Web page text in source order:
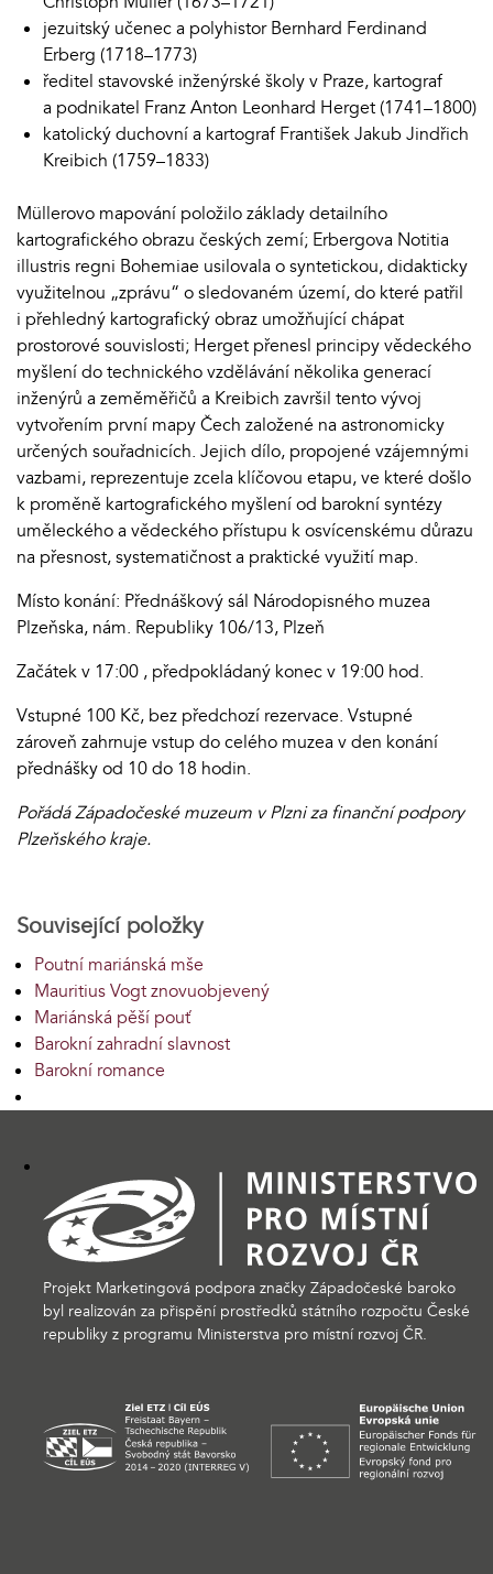
jezuitský učenec a polyhistor Bernhard Ferdinand
Erberg (1718–1773)
ředitel stavovské inženýrské školy v Praze, kartograf
a podnikatel Franz Anton Leonhard Herget (1741–1800)
katolický duchovní a kartograf František Jakub Jindřich
Kreibich (1759–1833)
Müllerovo mapování položilo základy detailního
kartografického obrazu českých zemí; Erbergova Notitia
illustris regni Bohemiae usilovala o syntetickou, didakticky
využitelnou „zprávu“ o sledovaném území, do které patřil
i přehledný kartografický obraz umožňující chápat
prostorové souvislosti; Herget přenesl principy vědeckého
myšlení do technického vzdělávání několika generací
inženýrů a zeměměřičů a Kreibich završil tento vývoj
vytvořením první mapy Čech založené na astronomicky
určených souřadnicích. Jejich dílo, propojené vzájemnými
vazbami, reprezentuje zcela klíčovou etapu, ve které došlo
k proměně kartografického myšlení od barokní syntézy
uměleckého a vědeckého přístupu k osvícenskému důrazu
na přesnost, systematičnost a praktické využití map.
Místo konání: Přednáškový sál Národopisného muzea
Plzeňska, nám. Republiky 106/13, Plzeň
Začátek v 17:00 , předpokládaný konec v 19:00 hod.
Vstupné 100 Kč, bez předchozí rezervace. Vstupné
zároveň zahrnuje vstup do celého muzea v den konání
přednášky od 10 do 18 hodin.
Pořádá Západočeské muzeum v Plzni za finanční podpory
Plzeňského kraje.
Související položky
Poutní mariánská mše
Mauritius Vogt znovuobjevený
Mariánská pěší pouť
Barokní zahradní slavnost
Barokní romance
Projekt Marketingová podpora značky Západočeské baroko
byl realizován za přispění prostředků státního rozpočtu České
republiky z programu Ministerstva pro místní rozvoj ČR.